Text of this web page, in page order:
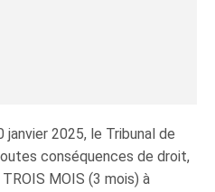
2025, le Tribunal de
conséquences de droit,
MOIS (3 mois) à